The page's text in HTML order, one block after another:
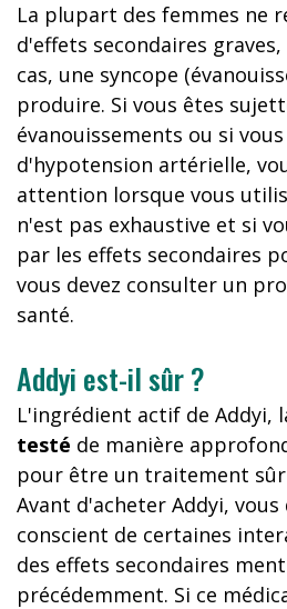
La plupart des femmes ne
d'effets secondaires
cas, une syncope
produire. Si vous êtes
évanouissements ou si
d'hypotension artérielle,
attention lorsque vous
n'est pas exhaustive et si
par les effets secondaires
vous devez consulter un
santé.
Addyi est-il sûr ?
L'ingrédient actif de Addyi,
testé de manière
pour être un traitement
Avant d'acheter Addyi, vous
conscient de certaines
des effets secondaires
précédemment. Si ce